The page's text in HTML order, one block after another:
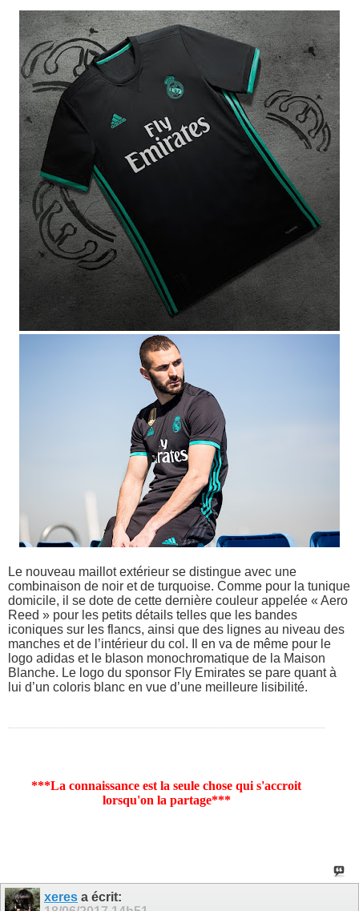
Le nouveau maillot extérieur se distingue avec une
combinaison de noir et de turquoise. Comme pour la tunique
domicile, il se dote de cette dernière couleur appelée « Aero
Reed » pour les petits détails telles que les bandes
iconiques sur les flancs, ainsi que des lignes au niveau des
manches et de l’intérieur du col. Il en va de même pour le
logo adidas et le blason monochromatique de la Maison
Blanche. Le logo du sponsor Fly Emirates se pare quant à
lui d’un coloris blanc en vue d’une meilleure lisibilité.
***La connaissance est la seule chose qui s'accroit
lorsqu'on la partage***
xeres a écrit: